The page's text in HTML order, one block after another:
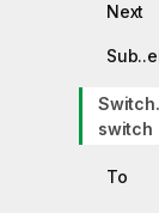
Next
switch
To